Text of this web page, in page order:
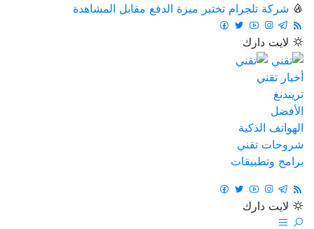
شركة تلجرام تختبر ميزة الدفع مقابل المشاهدة
لايت دارك
أخبار تقني
تريندنغ
الأفضل
الهواتف الذكية
شروحات تقني
برامج وتطبيقات
لايت دارك